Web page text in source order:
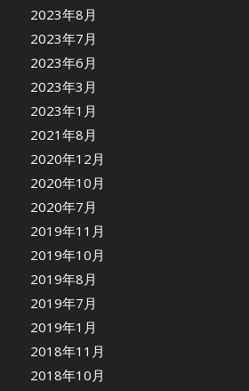
2023年8月
2023年7月
2023年6月
2023年3月
2023年1月
2021年8月
2020年12月
2020年10月
2020年7月
2019年11月
2019年10月
2019年8月
2019年7月
2019年1月
2018年11月
2018年10月